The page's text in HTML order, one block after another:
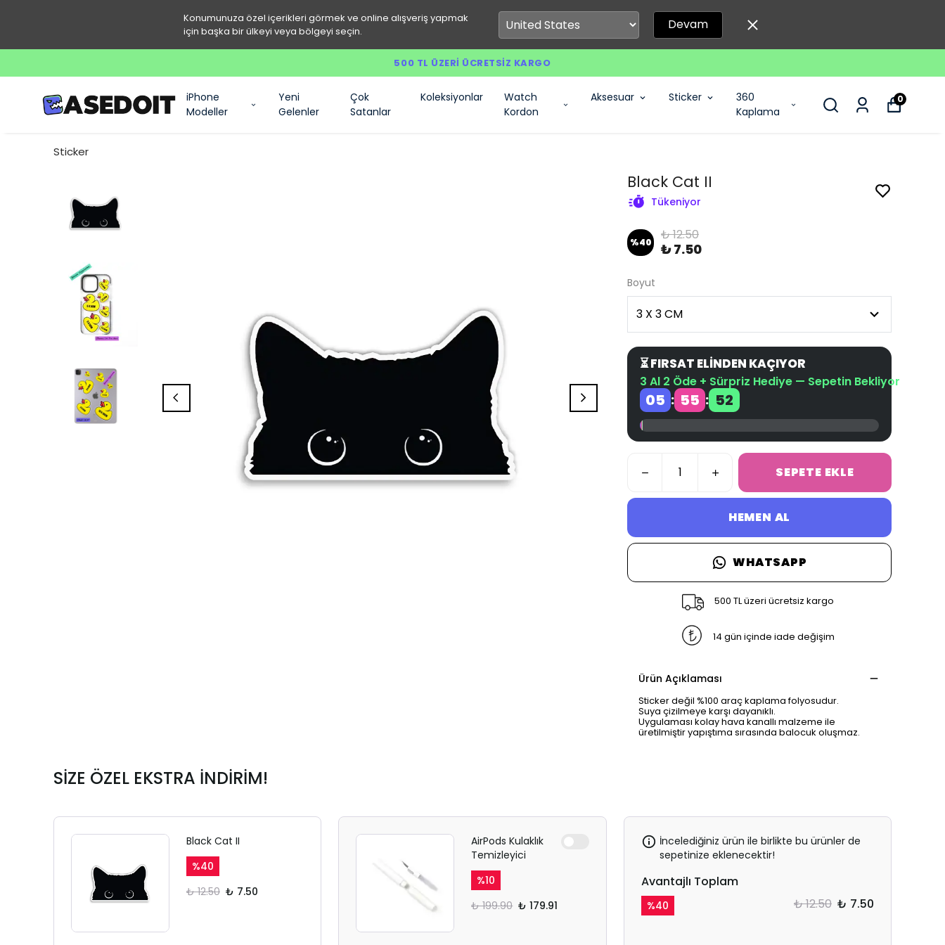
Konumunuza özel içerikleri görmek ve online alışveriş yapmak
için başka bir ülkeyi veya bölgeyi seçin.
Devam
500 TL ÜZERI ÜCRETSIZ KARGO
iPhone
Modeller
Yeni
Gelenler
Çok
Satanlar
Koleksiyonlar
Watch
Kordon
Aksesuar Sticker
360
Kaplama
0
Sticker
Black Cat II
Tükeniyor
%40 ₺ 12.50
₺ 7.50
Boyut
⏳ FIRSAT ELİNDEN KAÇIYOR
3 Al 2 Öde + Sürpriz Hediye — Sepetin Bekliyor
05 : 55 : 51
SEPETE EKLE
HEMEN AL
WHATSAPP
500 TL üzeri ücretsiz kargo
14 gün içinde iade değişim
Ürün Açıklaması
Sticker değil %100 araç kaplama folyosudur.
Suya çizilmeye karşı dayanıklı.
Uygulaması kolay hava kanallı malzeme ile
üretilmiştir yapıştıma sırasında balocuk oluşmaz.
SİZE ÖZEL EKSTRA İNDİRİM!
Black Cat II
%40
₺ 12.50 ₺ 7.50
AirPods Kulaklık
Temizleyici
%10
₺ 199.90 ₺ 179.91
İncelediğiniz ürün ile birlikte bu ürünler de
sepetinize eklenecektir!
Avantajlı Toplam
%40 ₺ 12.50 ₺ 7.50
SAFARİ GİZLİ SEKME